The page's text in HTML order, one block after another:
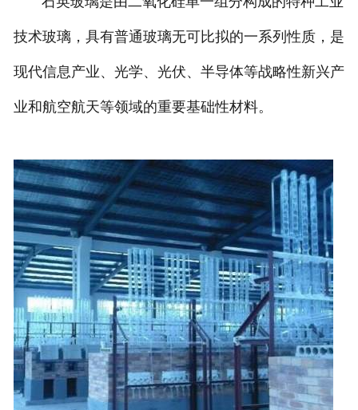
技术玻璃，具有普通玻璃无可比拟的一系列性质，是
现代信息产业、光学、光伏、半导体等战略性新兴产
业和航空航天等领域的重要基础性材料。